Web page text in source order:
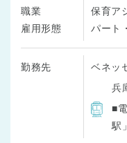
職業
雇用形態
保育ア
パート
勤務先
ベネッ
兵
■
駅